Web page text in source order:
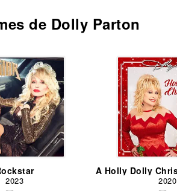
de Dolly Parton
2023 2020